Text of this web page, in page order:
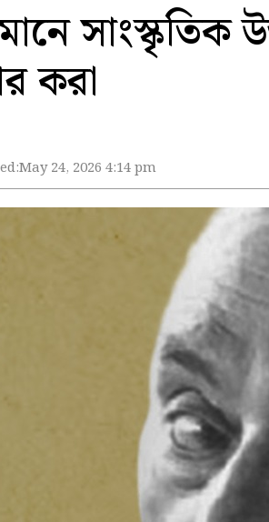
সাংস্কৃতিক
করা
May 24, 2026 4:14 pm